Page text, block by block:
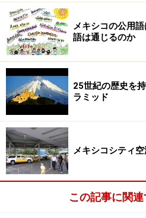
チラキレスにチキンがのったも
はフリホーレス（煮豆）でメキ
揚げたトルティージャチップ
チーズ、タマネギ、サワーク
シコの朝食の定番。鶏のゆで
玉焼きを上にトッピングするこ
■ソパ・アステカ／Sopa
ボリュームたっぷりのソパアス
メキシコの公用
語は通じるのか
25世紀の歴史を
ラミッド
メキシコシティ
この記事に関